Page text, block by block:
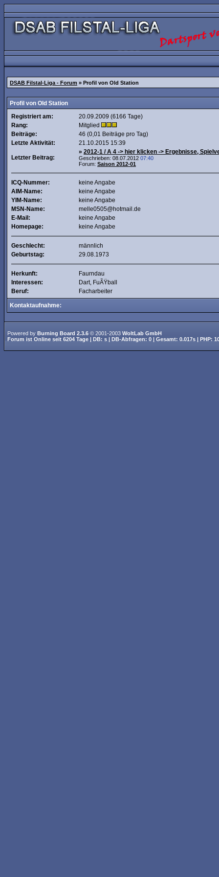
DSAB Filstal-Liga - Forum » Profil von Old Station
Profil von Old Station
Registriert am:
20.09.2009 (6166 Tage)
Rang:
Mitglied
Beiträge:
46 (0,01 Beiträge pro Tag)
Letzte Aktivität:
21.10.2015 15:39
Letzter Beitrag:
» 2012-1 / A 4 -> hier klicken -> Ergebnisse,
Geschrieben: 08.07.2012 07:40
Forum: Saison 2012-01
ICQ-Nummer:
keine Angabe
AIM-Name:
keine Angabe
YIM-Name:
keine Angabe
MSN-Name:
melle0505@hotmail.de
E-Mail:
keine Angabe
Homepage:
keine Angabe
Geschlecht:
männlich
Geburtstag:
29.08.1973
Herkunft:
Faurndau
Interessen:
Dart, FuÃŸball
Beruf:
Facharbeiter
Kontaktaufnahme:
Powered by Burning Board 2.3.6 © 2001-2003 WoltLab GmbH
Forum ist Online seit 6204 Tage | DB: s | DB-Abfragen: 0 | Gesamt: 0.017s | PHP: